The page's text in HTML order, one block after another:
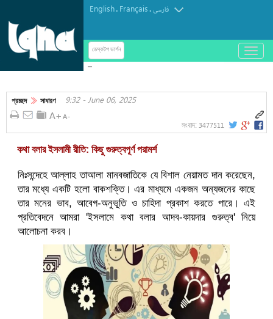
English. Français.فارسی
ডেস্কটপ ভার্শন
باز
و
کردن
বাবা-মায়ের অনুপ্রেরণায় সন্তানেরা হয়ে উঠেছেন পুরোপুরি
প্রচ্ছদ সাধারণ 9:32 - June 06, 2025
সংবাদ: 3477511
কথা বলার ইসলামী রীতি: কিছু গুরুত্বপূর্ণ পরামর্শ
নিঃসন্দেহে আল্লাহ তাআলা মানবজাতিকে যে বিশাল নেয়ামত দান করেছেন,
তার মধ্যে একটি হলো বাকশক্তি। এর মাধ্যমে একজন অন্যজনের কাছে
তার মনের ভাব, আবেগ-অনুভূতি ও চাহিদা প্রকাশ করতে পারে। এই
প্রতিবেদনে আমরা 'ইসলামে কথা বলার আদব-কায়দার গুরুত্ব' নিয়ে
আলোচনা করব।